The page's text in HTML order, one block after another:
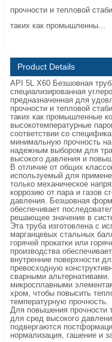
прочности и тепловой
таких как промышленны...
Product Details
API 5L X60 Безшовная
специализированная
предназначенная для
прочности и тепловой
таких как промышленные
высокотемпературные
соответствии со
минимальную прочность
надежным выбором для
высокого давления и
В отличие от общих
используемый для
только механическое
коррозию от пара и газов
давления. Безшовная
обеспечивает
решающее значение в
Эта труба изготовлена с
марганцевых стальных
горячей прокатки или
производства
внутренние поверхности
превосходную
сварными
микросплавными
хром, чтобы повысить
температурную прочность.
Для повышения прочности
для сред высокого
подвергаются
нормализация, гашение и